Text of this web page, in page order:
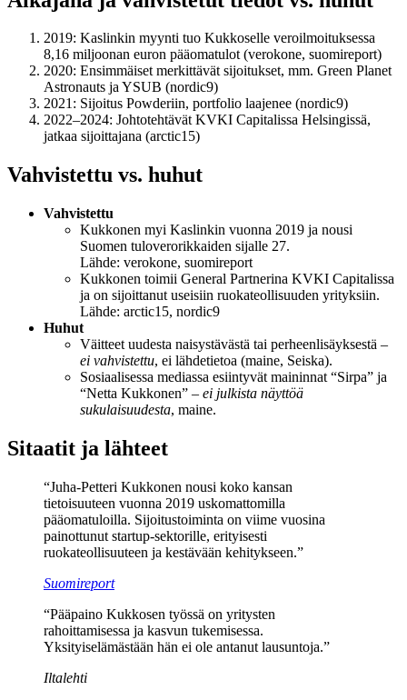
2019: Kaslinkin myynti tuo Kukkoselle veroilmoituksessa
8,16 miljoonan euron pääomatulot (verokone, suomireport)
2020: Ensimmäiset merkittävät sijoitukset, mm. Green Planet
Astronauts ja YSUB (nordic9)
2021: Sijoitus Powderiin, portfolio laajenee (nordic9)
2022–2024: Johtotehtävät KVKI Capitalissa Helsingissä,
jatkaa sijoittajana (arctic15)
Vahvistettu vs. huhut
Vahvistettu
Kukkonen myi Kaslinkin vuonna 2019 ja nousi
Suomen tuloverorikkaiden sijalle 27.
Lähde: verokone, suomireport
Kukkonen toimii General Partnerina KVKI Capitalissa
ja on sijoittanut useisiin ruokateollisuuden yrityksiin.
Lähde: arctic15, nordic9
Huhut
Väitteet uudesta naisystävästä tai perheenlisäyksestä –
ei vahvistettu, ei lähdetietoa (maine, Seiska).
Sosiaalisessa mediassa esiintyvät maininnat “Sirpa” ja
“Netta Kukkonen” – ei julkista näyttöä
sukulaisuudesta, maine.
Sitaatit ja lähteet
“Juha-Petteri Kukkonen nousi koko kansan
tietoisuuteen vuonna 2019 uskomattomilla
pääomatuloilla. Sijoitustoiminta on viime vuosina
painottunut startup-sektorille, erityisesti
ruokateollisuuteen ja kestävään kehitykseen.”
Suomireport
“Pääpaino Kukkosen työssä on yritysten
rahoittamisessa ja kasvun tukemisessa.
Yksityiselämästään hän ei ole antanut lausuntoja.”
Iltalehti